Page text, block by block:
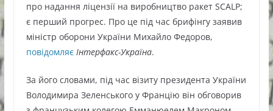
про надання ліцензії на виробництво ракет SCALP;
є перший прогрес. Про це під час брифінгу заявив
міністр оборони України Михайло Федоров,
повідомляє Інтерфакс-Україна.
За його словами, під час візиту президента України
Володимира Зеленського у Францію він обговорив